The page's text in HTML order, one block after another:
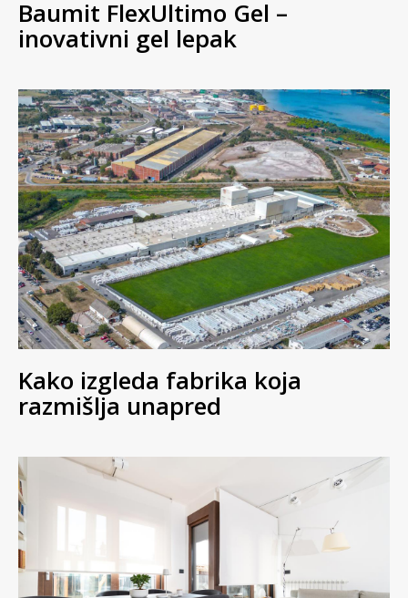
Baumit FlexUltimo Gel –
inovativni gel lepak
Kako izgleda fabrika koja
razmišlja unapred